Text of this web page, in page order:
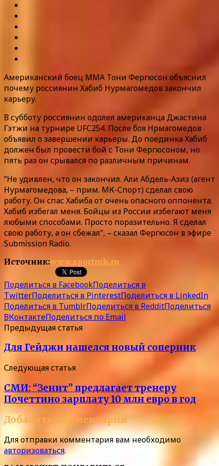
Американский боец ММА Тони Фергюсон объяснил
почему россиянин Хабиб Нурмагомедов закончил
карьеру.
В субботу россиянин одолел американца Джастина
Гэтжи на турнире UFC254. После боя Нрмагомедов
объявил о завершении карьеры. До поединка Хабиб
должен был провести бой с Тони Фергюсоном, но
пять раз он срывался по различным причинам.
“Не удивлен, что он закончил. Али Абдель-Азиз (агент
Нурмагомедова, – прим. МК-Спорт) сделал свою
работу. Он спас Хабиба от очень опасного оппонента.
Хабиб избегал меня. Бойцы из России избегают меня
любыми способами. Просто поразительно. Я сделал
свою работу, а он сбежал”, – сказал Фергюсон в эфире
Submission Radio.
Источник:www.sportmk.ru
Поделиться в FacebookПоделиться в
TwitterПоделиться в PinterestПоделиться в LinkedIn
Поделиться в TumblrПоделиться в RedditПоделиться
ВКонтактеПоделиться по Email
Предыдущая статья
Для Гейджи нашелся новый соперник
Следующая статья
СМИ: “Зенит” предлагает тренеру
Почеттино зарплату 10 млн евро в год
Добавить комментарий
Для отправки комментария вам необходимо
авторизоваться.